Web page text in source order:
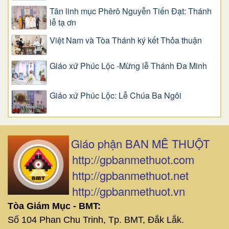
Tân linh mục Phêrô Nguyễn Tiến Đạt: Thánh
lễ tạ ơn
Việt Nam và Tòa Thánh ký kết Thỏa thuận
Giáo xứ Phúc Lộc -Mừng lễ Thánh Đa Minh
Giáo xứ Phúc Lộc: Lễ Chúa Ba Ngôi
Giáo phận BAN MÊ THUỘT
http://gpbanmethuot.com
http://gpbanmethuot.net
http://gpbanmethuot.vn
Tòa Giám Mục - BMT:
Số 104 Phan Chu Trinh, Tp. BMT, Đắk Lắk.